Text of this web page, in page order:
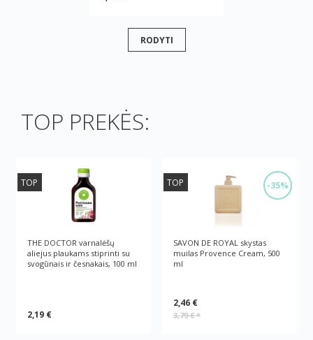
RODYTI
TOP PREKĖS:
TOP
THE DOCTOR varnalėšų
aliejus plaukams stiprinti su
svogūnais ir česnakais, 100 ml
2,19 €
-35%
TOP
SAVON DE ROYAL skystas
muilas Provence Cream, 500
ml
2,46 €
3,79 €*